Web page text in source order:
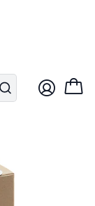
en el MUT
Clarinete